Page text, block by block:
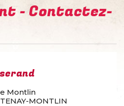
- Contactez-
Montlin
MONTLIN